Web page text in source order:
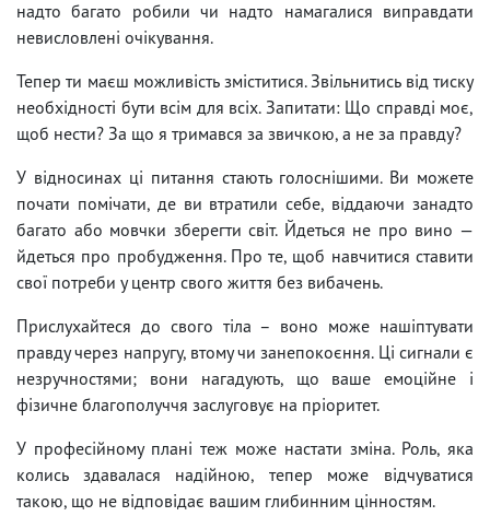
надто багато робили чи надто намагалися виправдати
невисловлені очікування.
Тепер ти маєш можливість зміститися. Звільнитись від тиску
необхідності бути всім для всіх. Запитати: Що справді моє,
щоб нести? За що я тримався за звичкою, а не за правду?
У відносинах ці питання стають голоснішими. Ви можете
почати помічати, де ви втратили себе, віддаючи занадто
багато або мовчки зберегти світ. Йдеться не про вино —
йдеться про пробудження. Про те, щоб навчитися ставити
свої потреби у центр свого життя без вибачень.
Прислухайтеся до свого тіла – воно може нашіптувати
правду через напругу, втому чи занепокоєння. Ці сигнали є
незручностями; вони нагадують, що ваше емоційне і
фізичне благополуччя заслуговує на пріоритет.
У професійному плані теж може настати зміна. Роль, яка
колись здавалася надійною, тепер може відчуватися
такою, що не відповідає вашим глибинним цінностям.